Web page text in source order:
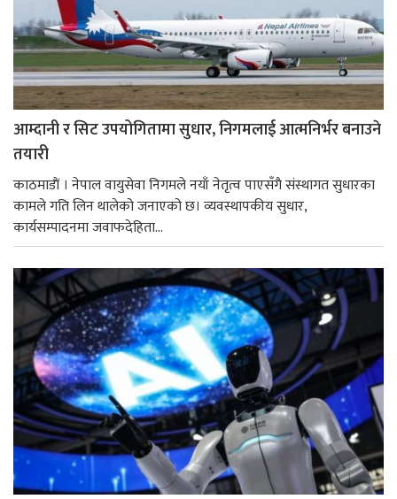
आम्दानी र सिट उपयोगितामा सुधार, निगमलाई आत्मनिर्भर बनाउने
तयारी
काठमाडाैं । नेपाल वायुसेवा निगमले नयाँ नेतृत्व पाएसँगै संस्थागत सुधारका
कामले गति लिन थालेको जनाएको छ। व्यवस्थापकीय सुधार,
कार्यसम्पादनमा जवाफदेहिता...